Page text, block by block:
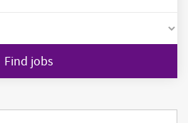
Find jobs